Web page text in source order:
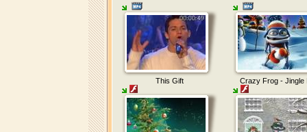
This Gift Crazy Frog - Jingle